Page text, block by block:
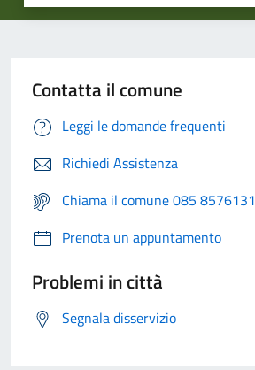
Contatta il comune
Leggi le domande frequenti
Richiedi Assistenza
Chiama il comune 085 8576131
Prenota un appuntamento
Problemi in città
Segnala disservizio